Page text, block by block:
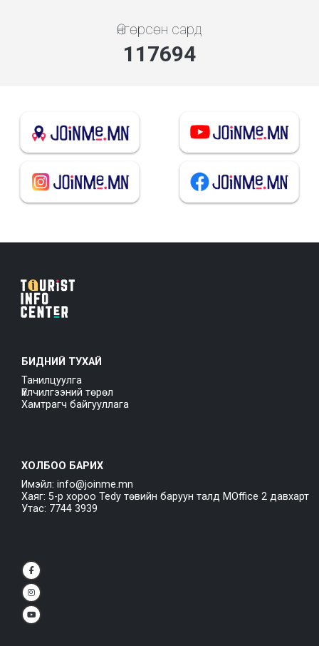
Өнгөрсөн сард
126748
БИДНИЙ ТУХАЙ
Танилцуулга
Үйлчилгээний төрөл
Хамтрагч байгууллага
ХОЛБОО БАРИХ
Имэйл: info@joinme.mn
Хаяг: 5-р хороо Tedy төвийн баруун талд MOffice 2 давхарт
Утас: 7744 3939